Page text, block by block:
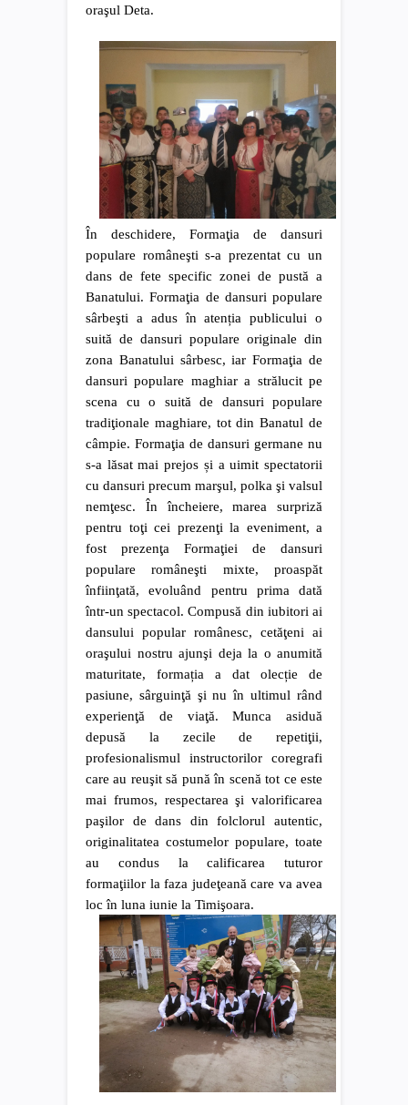
oraşul Deta.
În deschidere, Formaţia de dansuri
populare româneşti s-a prezentat cu un
dans de fete specific zonei de pustă a
Banatului. Formaţia de dansuri populare
sârbeşti a adus în atenția publicului o
suită de dansuri populare originale din
zona Banatului sârbesc, iar Formaţia de
dansuri populare maghiar a strălucit pe
scena cu o suită de dansuri populare
tradiţionale maghiare, tot din Banatul de
câmpie. Formaţia de dansuri germane nu
s-a lăsat mai prejos și a uimit spectatorii
cu dansuri precum marşul, polka şi valsul
nemţesc. În încheiere, marea surpriză
pentru toţi cei prezenţi la eveniment, a
fost prezenţa Formaţiei de dansuri
populare româneşti mixte, proaspăt
înfiinţată, evoluând pentru prima dată
într-un spectacol. Compusă din iubitori ai
dansului popular românesc, cetăţeni ai
oraşului nostru ajunşi deja la o anumită
maturitate, formația a dat olecție de
pasiune, sârguinţă şi nu în ultimul rând
experienţă de viaţă. Munca asiduă
depusă la zecile de repetiţii,
profesionalismul instructorilor coregrafi
care au reuşit să pună în scenă tot ce este
mai frumos, respectarea şi valorificarea
paşilor de dans din folclorul autentic,
originalitatea costumelor populare, toate
au condus la calificarea tuturor
formaţiilor la faza judeţeană care va avea
loc în luna iunie la Timişoara.